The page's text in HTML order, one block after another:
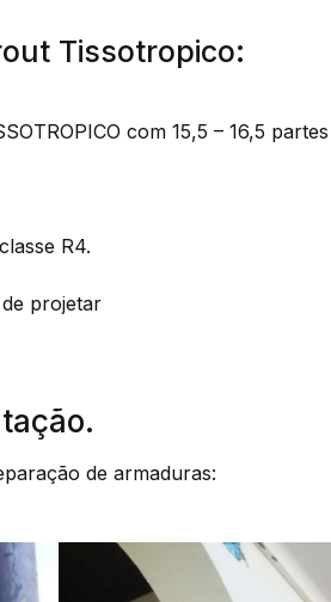
Tissotropico:
com 15,5 – 16,5
R4.
projetar
de armaduras: